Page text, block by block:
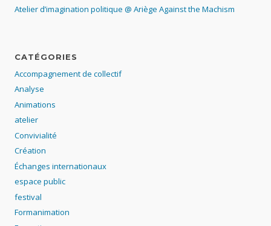
Atelier d’imagination politique @ Ariège Against the Machism
CATÉGORIES
Accompagnement de collectif
Analyse
Animations
atelier
Convivialité
Création
Échanges internationaux
espace public
festival
Formanimation